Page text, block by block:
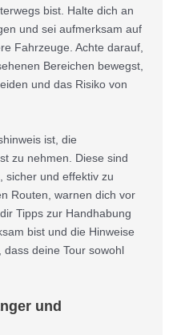
bist. Halte dich an
und sei aufmerksam auf
Fahrzeuge. Achte darauf,
Bereichen bewegst,
und das Risiko von
ist, die
zu nehmen. Diese sind
sicher und effektiv zu
Routen, warnen dich vor
Tipps zur Handhabung
bist und die Hinweise
deine Tour sowohl
und